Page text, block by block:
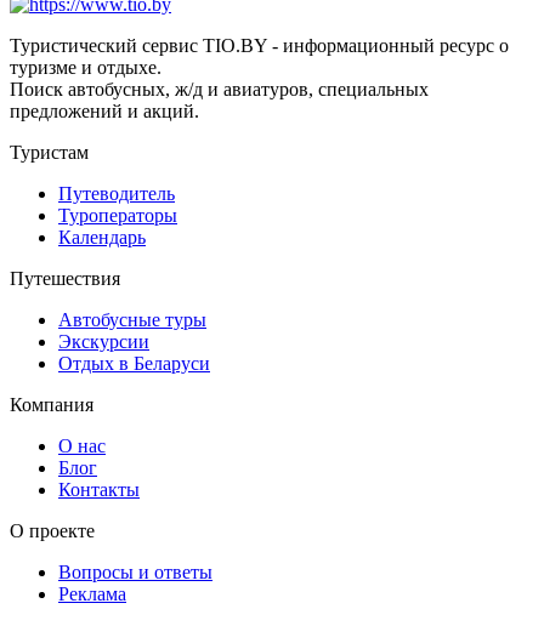
Туристический сервис TIO.BY - информационный ресурс о
туризме и отдыхе.
Поиск автобусных, ж/д и авиатуров, специальных
предложений и акций.
Туристам
Путеводитель
Туроператоры
Календарь
Путешествия
Автобусные туры
Экскурсии
Отдых в Беларуси
Компания
О нас
Блог
Контакты
О проекте
Вопросы и ответы
Реклама